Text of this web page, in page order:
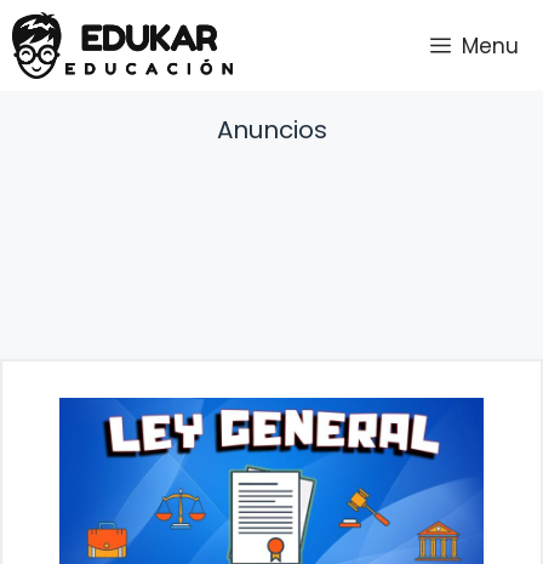
Saltar
al
contenido
Menu
Anuncios